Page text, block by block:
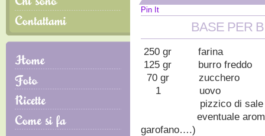
Pin It
BASE PER
250 gr farina
125 gr burro freddo
70 gr zucchero
1 uovo
pizzico di sale
eventuale aroma
garofano….)